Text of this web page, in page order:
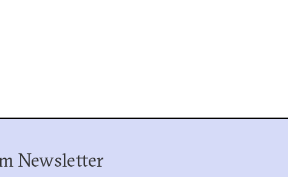
Newsletter